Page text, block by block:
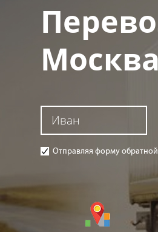
Отправляя форму